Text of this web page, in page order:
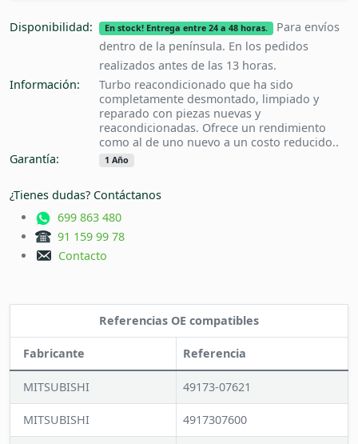
Disponibilidad: En stock! Entrega entre 24 a 48 horas.
Para envíos
dentro de la península. En los pedidos
realizados antes de las 13 horas.
Información:
Turbo reacondicionado que ha sido
completamente desmontado, limpiado y
reparado con piezas nuevas y
reacondicionadas. Ofrece un rendimiento
como al de uno nuevo a un costo reducido..
Garantía:
1 Año
¿Tienes dudas? Contáctanos
699 863 480
91 159 99 78
Contacto
Referencias OE compatibles
Fabricante Referencia
MITSUBISHI 49173-07621
MITSUBISHI 4917307600